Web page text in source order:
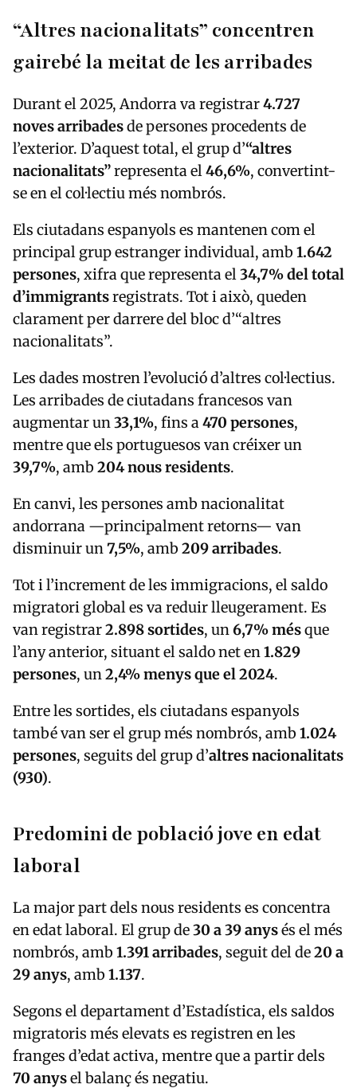
“Altres nacionalitats” concentren
gairebé la meitat de les arribades
Durant el 2025, Andorra va registrar4.727
noves arribadesde persones procedents de
l’exterior. D’aquest total, el grup d’“altres
nacionalitats”representa el46,6%, convertint-
se en el col·lectiu més nombrós.
Els ciutadans espanyols es mantenen com el
principal grup estranger individual, amb 1.642
persones, xifra que representa el34,7% del total
d’immigrantsregistrats. Tot i això, queden
clarament per darrere del bloc d’“altres
nacionalitats”.
Les dades mostren l’evolució d’altres col·lectius.
Les arribades de ciutadans francesos van
augmentar un33,1%, fins a470 persones,
mentre que els portuguesos van créixer un
39,7%, amb 204 nous residents.
En canvi, les persones amb nacionalitat
andorrana —principalment retorns— van
disminuir un7,5%, amb 209 arribades.
Tot i l’increment de les immigracions, el saldo
migratori global es va reduir lleugerament. Es
van registrar2.898 sortides, un6,7% mésque
l’any anterior, situant el saldo net en1.829
persones, un2,4% menys que el 2024.
Entre les sortides, els ciutadans espanyols
també van ser el grup més nombrós, amb 1.024
persones, seguits del grup d’altres nacionalitats
(930).
Predomini de població jove en edat
laboral
La major part dels nous residents es concentra
en edat laboral. El grup de30 a 39 anysés el més
nombrós, amb 1.391 arribades, seguit del de20 a
29 anys, amb 1.137.
Segons el departament d’Estadística, els saldos
migratoris més elevats es registren en les
franges d’edat activa, mentre que a partir dels
70 anysel balanç és negatiu.